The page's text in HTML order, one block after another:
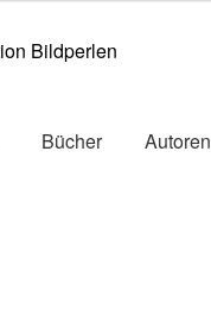
Bücher Autoren